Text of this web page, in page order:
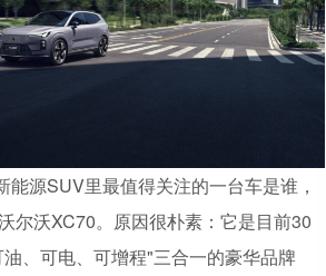
能源SUV里最值得关注的一台车是谁，
尔沃XC70。原因很朴素：它是目前30
、可电、可增程"三合一的豪华品牌